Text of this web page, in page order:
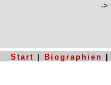
->
Start Biographien